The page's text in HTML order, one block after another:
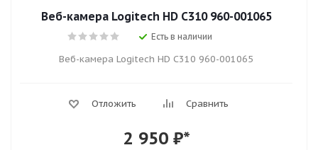
Веб-камера Logitech HD C310 960-001065
Есть в наличии
Веб-камера Logitech HD C310 960-001065
Отложить Сравнить
2 950₽*